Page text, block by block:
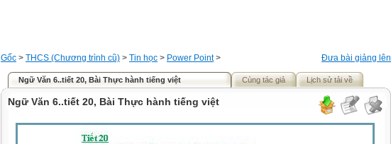
Đưa bài giảng lên
Gốc > THCS (Chương trình cũ) > Tin học > Power Point>
Ngữ Văn 6..tiết 20, Bài Thực hành tiếng việt Cùng tác giả Lịch sử tải về
Ngữ Văn 6..tiết 20, Bài Thực hành tiếng việt